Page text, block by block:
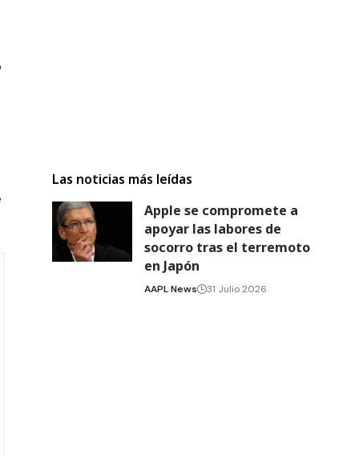
Las noticias más leídas
Apple se compromete a
apoyar las labores de
socorro tras el terremoto
en Japón
AAPL News 31 Julio 2026